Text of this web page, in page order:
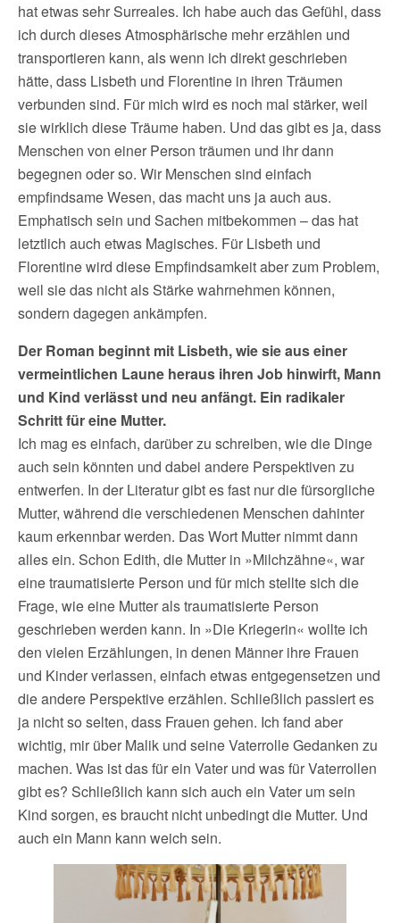
hat etwas sehr Surreales. Ich habe auch das Gefühl, dass
ich durch dieses Atmosphärische mehr erzählen und
transportieren kann, als wenn ich direkt geschrieben
hätte, dass Lisbeth und Florentine in ihren Träumen
verbunden sind. Für mich wird es noch mal stärker, weil
sie wirklich diese Träume haben. Und das gibt es ja, dass
Menschen von einer Person träumen und ihr dann
begegnen oder so. Wir Menschen sind einfach
empfindsame Wesen, das macht uns ja auch aus.
Emphatisch sein und Sachen mitbekommen – das hat
letztlich auch etwas Magisches. Für Lisbeth und
Florentine wird diese Empfindsamkeit aber zum Problem,
weil sie das nicht als Stärke wahrnehmen können,
sondern dagegen ankämpfen.
Der Roman beginnt mit Lisbeth, wie sie aus einer
vermeintlichen Laune heraus ihren Job hinwirft, Mann
und Kind verlässt und neu anfängt. Ein radikaler
Schritt für eine Mutter.
Ich mag es einfach, darüber zu schreiben, wie die Dinge
auch sein könnten und dabei andere Perspektiven zu
entwerfen. In der Literatur gibt es fast nur die fürsorgliche
Mutter, während die verschiedenen Menschen dahinter
kaum erkennbar werden. Das Wort Mutter nimmt dann
alles ein. Schon Edith, die Mutter in »Milchzähne«, war
eine traumatisierte Person und für mich stellte sich die
Frage, wie eine Mutter als traumatisierte Person
geschrieben werden kann. In »Die Kriegerin« wollte ich
den vielen Erzählungen, in denen Männer ihre Frauen
und Kinder verlassen, einfach etwas entgegensetzen und
die andere Perspektive erzählen. Schließlich passiert es
ja nicht so selten, dass Frauen gehen. Ich fand aber
wichtig, mir über Malik und seine Vaterrolle Gedanken zu
machen. Was ist das für ein Vater und was für Vaterrollen
gibt es? Schließlich kann sich auch ein Vater um sein
Kind sorgen, es braucht nicht unbedingt die Mutter. Und
auch ein Mann kann weich sein.